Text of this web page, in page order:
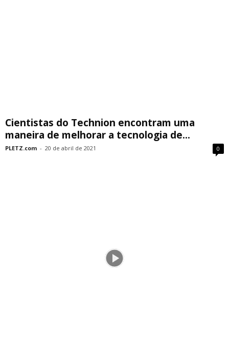
Cientistas do Technion encontram uma
maneira de melhorar a tecnologia de...
PLETZ.com - 20 de abril de 2021 0